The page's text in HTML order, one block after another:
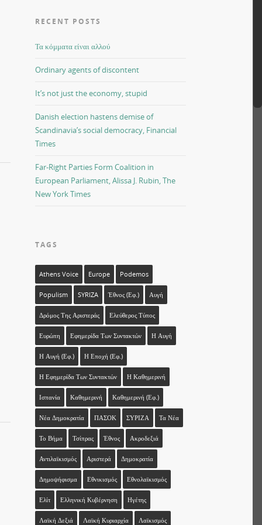
RECENT POSTS
Τα κόμματα είναι αλλού
Ordinary agents of discontent
It’s not just the economy, stupid
Danish election hastens demise of
Scandinavia’s social democracy, Financial
Times
Far-Right Parties Form Coalition in
European Parliament, Alissa J. Rubin, The
New York Times
TAGS
Athens Voice Europe Podemos
Populism SYRIZA Έθνος (εφ.) Αυγή
Δρόμος Της Αριστεράς Ελεύθερος Τύπος
Ευρώπη Εφημερίδα Των Συντακτών Η Αυγή
Η Αυγή (εφ.) Η Εποχή (εφ.)
Η Εφημερίδα Των Συντακτών Η Καθημερινή
Ισπανία Καθημερινή Καθημερινή (εφ.)
Νέα Δημοκρατία ΠΑΣΟΚ ΣΥΡΙΖΑ Τα Νέα
Το Βήμα Τσίπρας Έθνος Ακροδεξιά
Αντιλαϊκισμός Αριστερά Δημοκρατία
Δημοψήφισμα Εθνικισμός Εθνολαϊκισμός
Ελίτ Ελληνική Κυβέρνηση Ηγέτης
Λαϊκή Δεξιά Λαϊκή Κυριαρχία Λαϊκισμός